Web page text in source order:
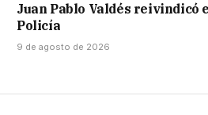
Juan Pablo Valdés reivindicó
Policía
9 de agosto de 2026